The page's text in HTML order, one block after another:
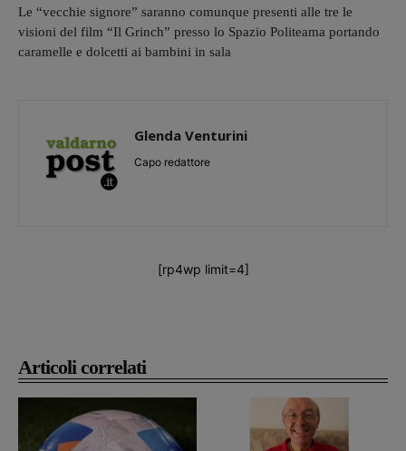
Articoli correlati
Le “vecchie signore” saranno comunque presenti alle tre le
visioni del film “Il Grinch” presso lo Spazio Politeama portando
caramelle e dolcetti ai bambini in sala
Glenda Venturini
Capo redattore
[rp4wp limit=4]